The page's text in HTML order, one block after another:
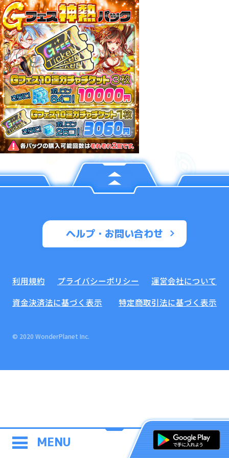
MENU
ヘルプ・お問い合わせ
利用規約 プライバシーポリシー
運営会社について
資金決済法に基づく表示
特定商取引法に基づく表示
© 2020 WonderPlanet Inc.